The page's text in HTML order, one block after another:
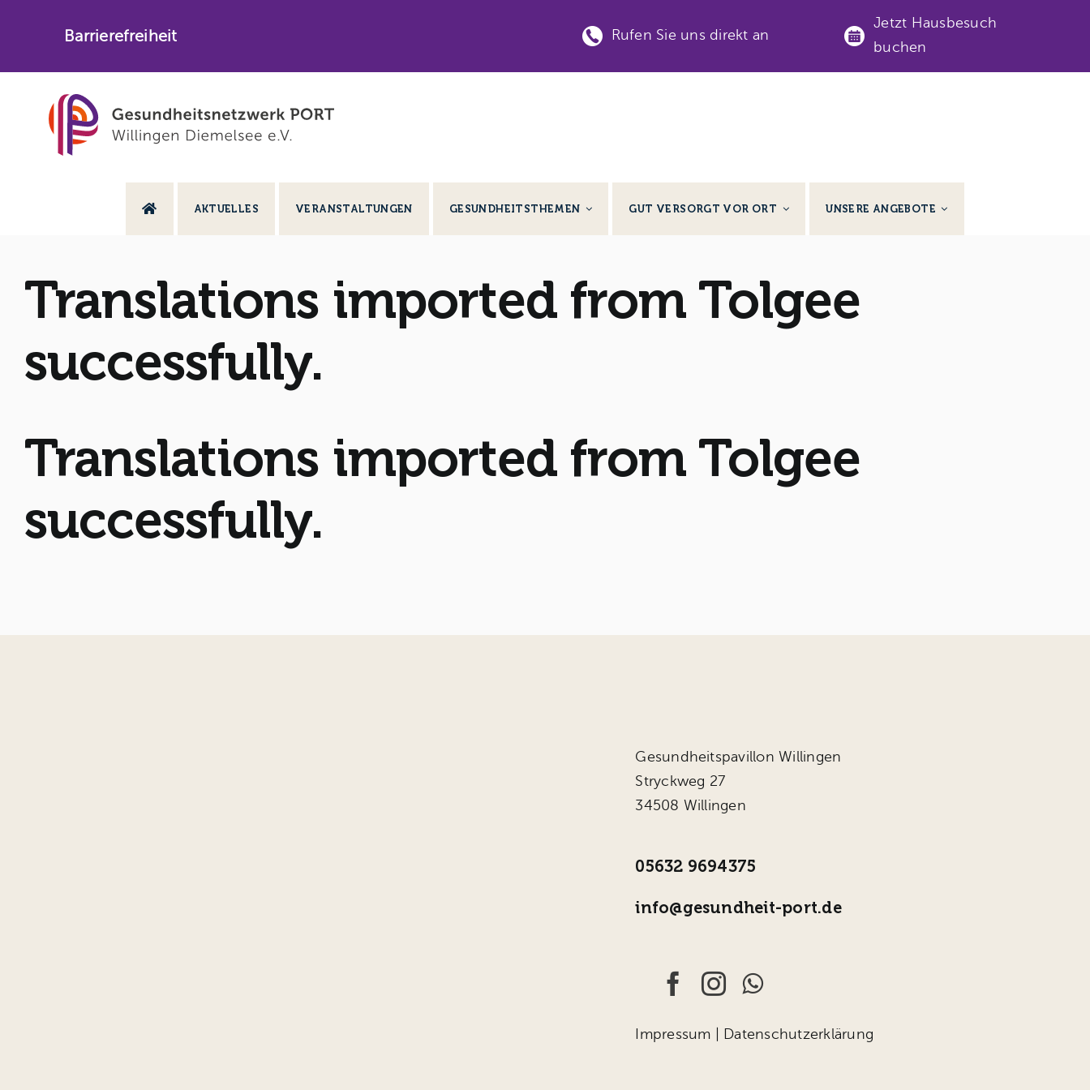
Barrierefreiheit Rufen Sie uns direkt an
Jetzt Hausbesuch
buchen
AKTUELLES VERANSTALTUNGEN GESUNDHEITSTHEMEN GUT VERSORGT VOR ORT UNSERE ANGEBOTE
Translations imported from Tolgee
successfully.
Translations imported from Tolgee
successfully.
Gesundheitspavillon Willingen
Stryckweg 27
34508 Willingen
05632 9694375
info@gesundheit-port.de
Impressum Datenschutzerklärung